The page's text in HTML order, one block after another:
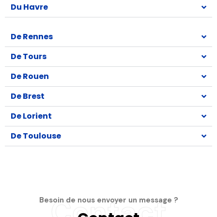
Du Havre
De Rennes
De Tours
De Rouen
De Brest
De Lorient
De Toulouse
Besoin de nous envoyer un message ?